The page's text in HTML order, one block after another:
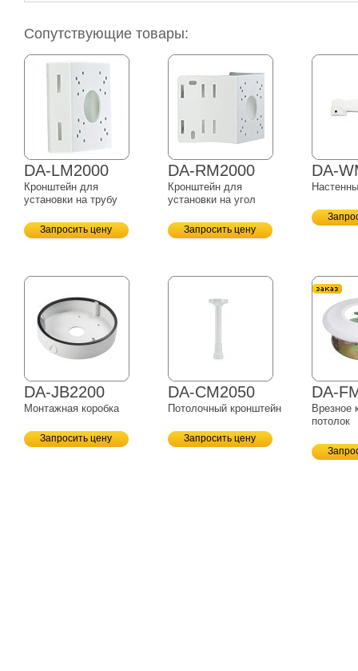
Сопутствующие товары:
DA-LM2000
Кронштейн для
установки на трубу
Запросить цену
DA-RM2000
Кронштейн для
установки на угол
Запросить цену
DA-
DA-JB2200
Монтажная коробка
Запросить цену
DA-CM2050
Потолочный кронштейн
Запросить цену
DA-
Врезное
потолок